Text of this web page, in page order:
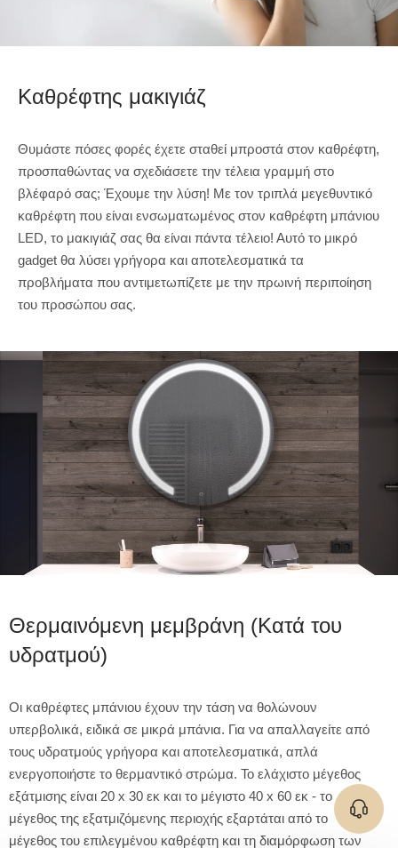
Καθρέφτης μακιγιάζ
Θυμάστε πόσες φορές έχετε σταθεί μπροστά στον καθρέφτη,
προσπαθώντας να σχεδιάσετε την τέλεια γραμμή στο
βλέφαρό σας; Έχουμε την λύση! Με τον τριπλά μεγεθυντικό
καθρέφτη που είναι ενσωματωμένος στον καθρέφτη μπάνιου
LED, το μακιγιάζ σας θα είναι πάντα τέλειο! Αυτό το μικρό
gadget θα λύσει γρήγορα και αποτελεσματικά τα
προβλήματα που αντιμετωπίζετε με την πρωινή περιποίηση
του προσώπου σας.
Θερμαινόμενη μεμβράνη (Κατά του
υδρατμού)
Οι καθρέφτες μπάνιου έχουν την τάση να θολώνουν
υπερβολικά, ειδικά σε μικρά μπάνια. Για να απαλλαγείτε από
τους υδρατμούς γρήγορα και αποτελεσματικά, απλά
ενεργοποιήστε το θερμαντικό στρώμα. Το ελάχιστο μέγεθος
εξάτμισης είναι 20 x 30 εκ και το μέγιστο 40 x 60 εκ - το
μέγεθος της εξατμιζόμενης περιοχής εξαρτάται από το
μέγεθος του επιλεγμένου καθρέφτη και τη διαμόρφωση των